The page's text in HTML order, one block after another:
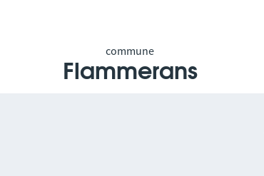
commune
Flammerans